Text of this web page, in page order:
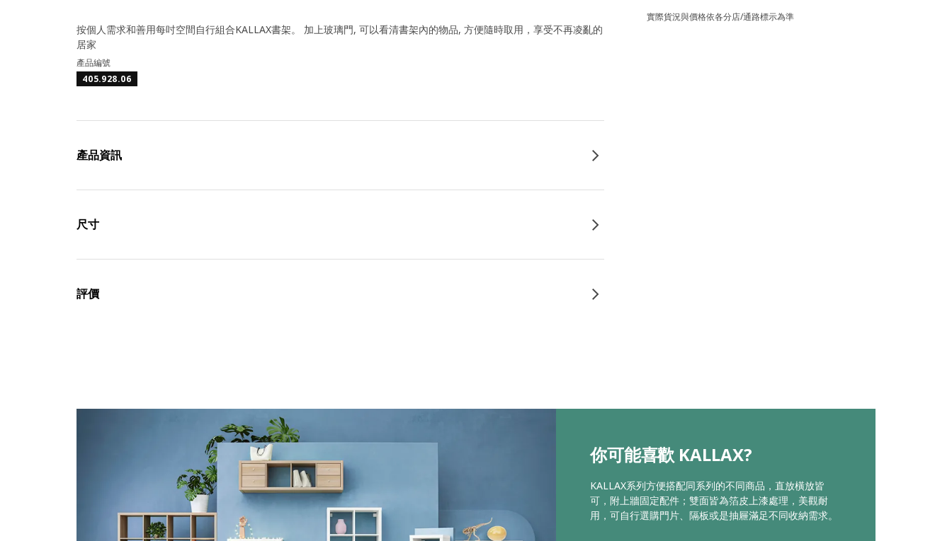
實際貨況與價格依各分店/通路標示為準
按個人需求和善用每吋空間自行組合KALLAX書架。 加上玻璃門, 可以看清書架內的物品, 方便隨時取用，享受不再凌亂的
居家
產品編號
405.928.06
產品資訊
尺寸
評價
你可能喜歡 KALLAX?
KALLAX系列方便搭配同系列的不同商品，直放橫放皆
可，附上牆固定配件；雙面皆為箔皮上漆處理，美觀耐
用，可自行選購門片、隔板或是抽屜滿足不同收納需求。